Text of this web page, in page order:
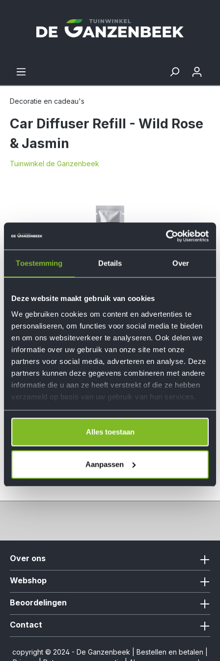
Toestemming Details Over
Deze website maakt gebruik van cookies
We gebruiken cookies om content en advertenties te
personaliseren, om functies voor social media te bieden
en om ons websiteverkeer te analyseren. Ook delen we
informatie over uw gebruik van onze site met onze
partners voor social media, adverteren en analyse. Deze
partners kunnen deze gegevens combineren met andere
informatie die u aan ze heeft verstrekt of die ze hebben
verzameld op basis van uw gebruik van hun services.
Alles toestaan
Aanpassen
Decoratie en cadeau's
Car Diffuser Refill - Wild Rose
& Jasmin
Tuinwinkel de Ganzenbeek
€ 4,95
Prijzen incl. BTW en excl. verzendkosten
Productnummer: TED-CDRF-C04
Beschrijving
Over ons
Webshop
Beoordelingen
Contact
copyright © 2024 - De Ganzenbeek | Bestellen en betalen